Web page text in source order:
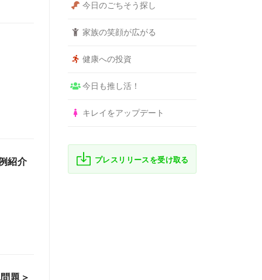
紹介
題＞
今日のごちそう探し
家族の笑顔が広がる
健康への投資
今日も推し活！
キレイをアップデート
プレスリリースを受け取る